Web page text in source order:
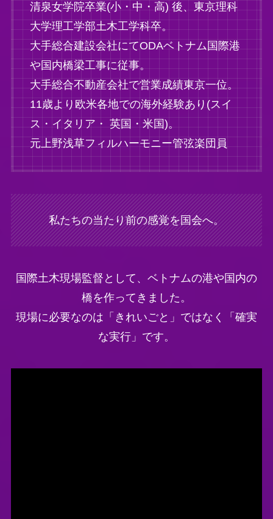
清泉女学院卒業(小・中・高) 後、東京理科
大学理工学部土木工学科卒。
大手総合建設会社にてODAベトナム国際港
や国内橋梁工事に従事。
大手総合不動産会社で営業成績東京一位。
11歳より欧米各地での海外経験あり(スイ
ス・イタリア・ 英国・米国)。
元上野浅草フィルハーモニー管弦楽団員
私たちの当たり前の感覚を国会へ。
国際土木現場監督として、ベトナムの港や国内の
橋を作ってきました。
現場に必要なのは「きれいごと」ではなく「確実
な実行」です。